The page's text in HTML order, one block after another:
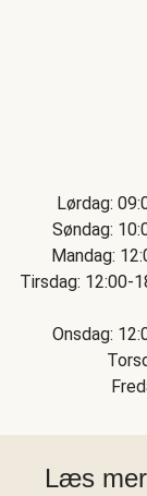
Lørdag:
Søndag:
Mandag:
Tirsdag: 12:00-
Onsdag:
Læs